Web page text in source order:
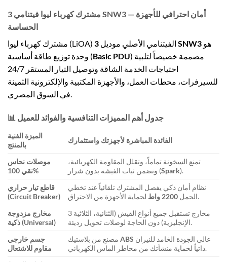
مشترك كهرباء ليوا فيتنامي 3 SNW3 — أمان احترافي للأجهزة
الحساسة
مشترك كهرباء ليوا (LiOA) الفيتنامي الأصلي موديل 3 SNW3
وحدة توزيع طاقة أساسية (Basic PDU) مصممة خصيصاً لتلبية
احتياجات الخدمة الشاقة وتوصيل التيار المستقر 24/7
للسيرفرات، محطات العمل، والأجهزة المكتبية والإلكترونية الثمينة
📊 جدول أهم المميزات التنافسية والفوائد للعميل
الميزة الفنية
بالمنتج
الفائدة المباشرة لأجهزتك واستثمارك
موصلات نحاس
نقي 100%
تمنع السخونة تماماً، وتقلل المقاومة الكهربائية،
وتضمن ثبات الفيشة بدون شرار (Spark).
قاطع تيار حراري
(Circuit Breaker)
نظام أمان ذكي يفصل المشترك تلقائياً عند تخطي
الحمل 2200 واط
لحماية الأجهزة من الاحتراق.
مخارج مزدوجة
ذكية(Universal)
3 مخارج تستقبل جميع أنواع الفيش (الثنائية، الثلاثية
الإنجليزية) دون الحاجة لوصلات تحويل رديئة.
جسم خارجي
مقاوم للاشتعال
مصنع من بلاستيكABS
ذاتياً لحماية منشأتك من مخاطر الماس الكهربائي.